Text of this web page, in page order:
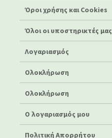
Όροι χρήσης και Cookies
Όλοι οι υποστηρικτές μας
Λογαριασμός
Ολοκλήρωση
Ολοκλήρωση
Ο λογαριασμός μου
Πολιτική Απορρήτου